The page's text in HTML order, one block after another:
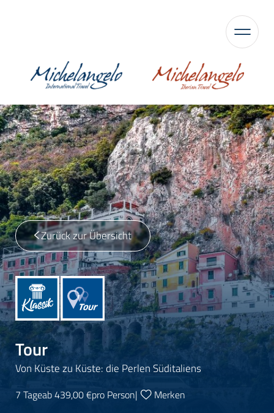
Zurück zur Übersicht
Tour
Von Küste zu Küste: die Perlen Süditaliens
7 Tageab 439,00 €pro Person| Merken